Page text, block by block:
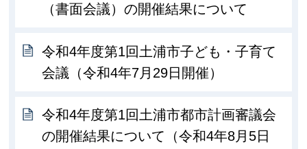
（書面会議）の開催結果について
令和4年度第1回土浦市子ども・子育て
会議（令和4年7月29日開催）
令和4年度第1回土浦市都市計画審議会
の開催結果について（令和4年8月5日